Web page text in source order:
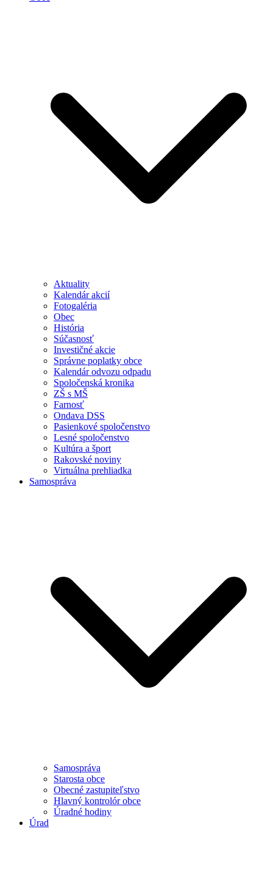
Aktuality
Kalendár akcií
Fotogaléria
Obec
História
Súčasnosť
Investičné akcie
Správne poplatky obce
Kalendár odvozu odpadu
Spoločenská kronika
ZŠ s MŠ
Farnosť
Ondava DSS
Pasienkové spoločenstvo
Lesné spoločenstvo
Kultúra a šport
Rakovské noviny
Virtuálna prehliadka
Samospráva
Samospráva
Starosta obce
Obecné zastupiteľstvo
Hlavný kontrolór obce
Úradné hodiny
Úrad